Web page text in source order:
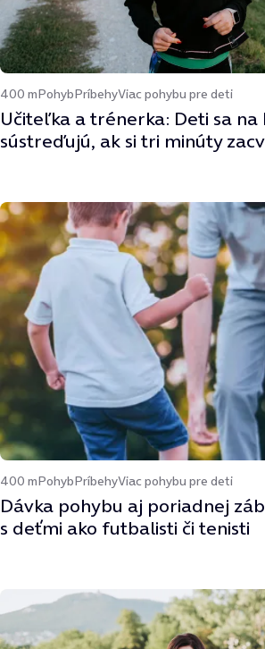
400 mPohybPríbehyViac pohybu pre deti
Učiteľka a trénerka: Deti sa na
sústreďujú, ak si tri minúty
400 mPohybPríbehyViac pohybu pre deti
Dávka pohybu aj poriadnej
s deťmi ako futbalisti či tenisti